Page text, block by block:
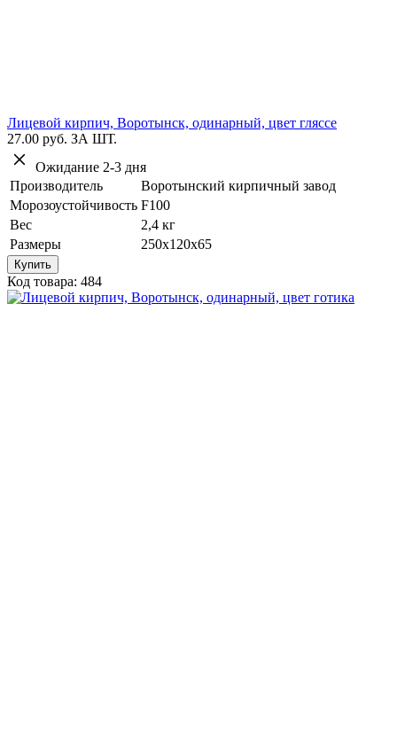
Лицевой кирпич, Воротынск, одинарный, цвет гляссе
27.00 руб. ЗА ШТ.
Ожидание 2-3 дня
Производитель
Воротынский кирпичный завод
Морозоустойчивость F100
Вес
2,4 кг
Размеры
250х120х65
Купить
Код товара: 484